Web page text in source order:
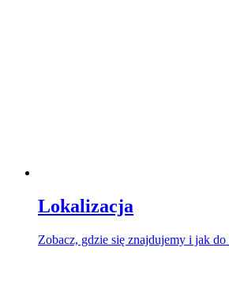
Lokalizacja
Zobacz, gdzie się znajdujemy i jak do